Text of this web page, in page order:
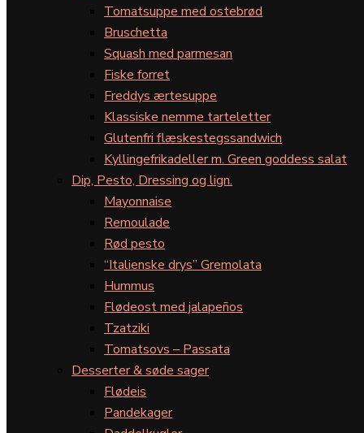
Tomatsuppe med ostebrød
Bruschetta
Squash med parmesan
Fiske forret
Freddys ærtesuppe
Klassiske nemme tarteletter
Glutenfri flæskestegssandwich
Kyllingefrikadeller m. Green goddess salat
Dip, Pesto, Dressing og lign.
Mayonnaise
Remoulade
Rød pesto
“Italienske drys” Gremolata
Hummus
Flødeost med jalapeños
Tzatziki
Tomatsovs – Passata
Desserter & søde sager
Flødeis
Pandekager